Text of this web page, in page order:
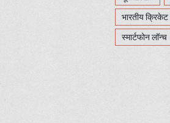
भारतीय क्रिकेट
स्मार्टफोन लॉन्च